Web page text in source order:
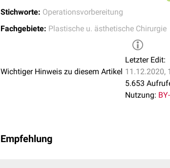
Stichworte: Operationsvorbereitung
Fachgebiete: Plastische u. ästhetische Chirurgie
Wichtiger Hinweis zu diesem Artikel
Letzter Edit:
11.12.2020,
5.653
Nutzung:
Empfehlung